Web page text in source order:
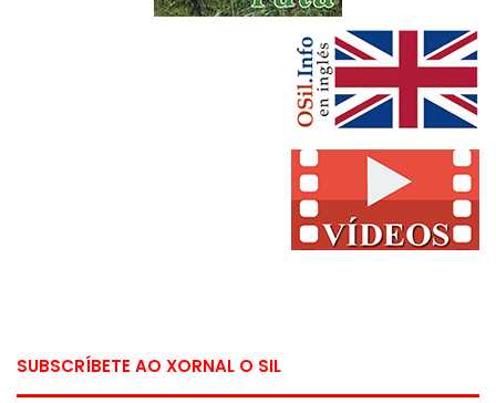
SUBSCRÍBETE AO XORNAL O SIL